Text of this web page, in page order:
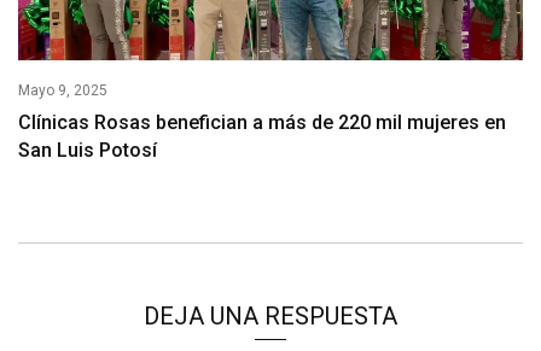
Mayo 9, 2025
Clínicas Rosas benefician a más de 220 mil mujeres en
San Luis Potosí
DEJA UNA RESPUESTA